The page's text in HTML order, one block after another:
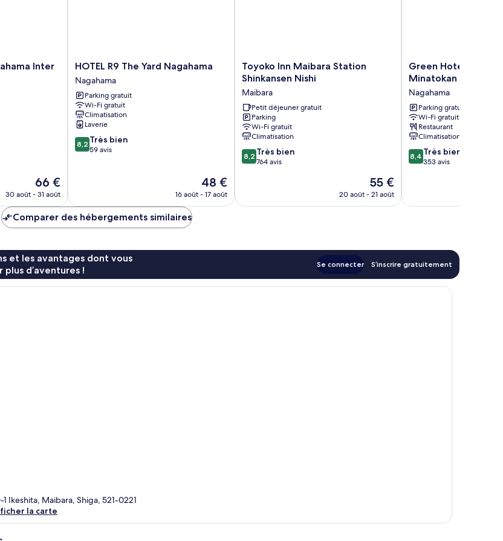
Inter
Le
nouveau
de
66 €
30 août - 31 août
HOTEL
R9
The
Yard
Nagahama
Nagahama
HOTEL R9 The Yard Nagahama
Nagahama
Parking gratuit
Wi-Fi gratuit
Climatisation
Laverie
8.2
sur
8,2 Très bien
59 avis
Le
nouveau
48 €
16 août - 17 août
Toyoko
Inn
Station
Shinkansen
Nishi
Maibara
Toyoko Inn Maibara Station
Shinkansen Nishi
Maibara
Petit déjeuner gratuit
Parking
Wi-Fi gratuit
Climatisation
8.2
sur
764 avis
8,2 Très bien
764 avis
Le
nouveau
55 €
20 août - 21 août
Green
Hotel
Nagahama
Minatokan
Nagahama
Green Hotel Yes
Minatokan
Nagahama
Parking gratuit
Wi-Fi gratuit
Restaurant
Climatisation
8.4
sur
353 avis
8,4 Très bien
353 avis
Comparer des hébergements similaires
et les avantages dont vous
d’aventures !
Se connecter S’inscrire gratuitement
1 Ikeshita, Maibara, Shiga, 521-0221
la carte